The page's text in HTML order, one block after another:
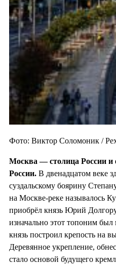
Фото: Виктор Соломоник /
Москва — столица России и
России. В двенадцатом веке
суздальскому боярину
на Москве-реке называлось
приобрёл князь Юрий
изначально этот топоним
князь построил крепость на
Деревянное укрепление,
стало основой будущего